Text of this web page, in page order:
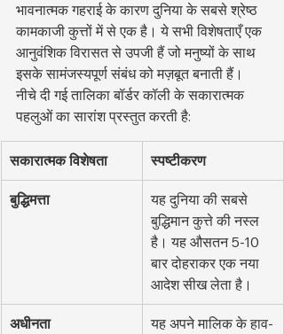
भावनात्मक गहराई के कारण दुनिया के सबसे श्रेष्ठ
कामकाजी कुत्तों में से एक है। ये सभी विशेषताएँ एक
आनुवंशिक विरासत से उपजी हैं जो मनुष्यों के साथ
इसके सामंजस्यपूर्ण संबंध को मज़बूत बनाती हैं।
नीचे दी गई तालिका बॉर्डर कॉली के सकारात्मक
पहलुओं का सारांश प्रस्तुत करती है:
सकारात्मक विशेषता स्पष्टीकरण
बुद्धिमत्ता
यह दुनिया की सबसे
बुद्धिमान कुत्ते की नस्ल
है। यह औसतन 5-10
बार दोहराकर एक नया
आदेश सीख लेता है।
अधीनता
यह अपने मालिक के हाव-